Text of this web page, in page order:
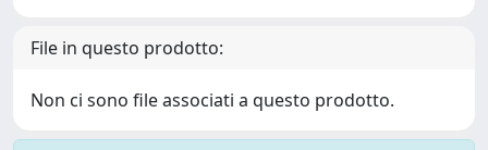
File in questo prodotto:
Non ci sono file associati a questo prodotto.